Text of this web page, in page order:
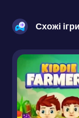
Схожі ігри